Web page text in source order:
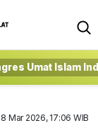
Umat Islam
Mar 2026, 17:06 WIB